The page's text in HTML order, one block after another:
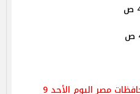
موعد أذان الفجر في مختلف محافظات مصر اليوم الأحد 9